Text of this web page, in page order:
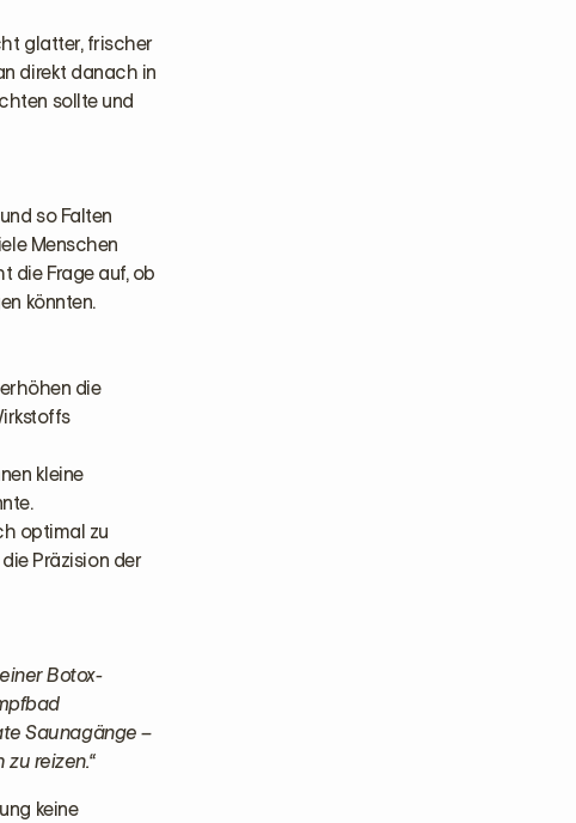
glatter, frischer
direkt danach in
sollte und
so Falten
Menschen
die Frage auf, ob
könnten.
die
kleine
optimal zu
Präzision der
Botox-
Saunagänge –
reizen.“
keine